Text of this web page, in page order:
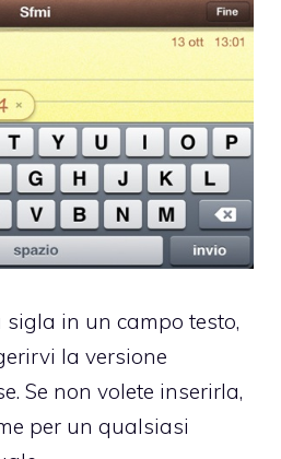
in un campo testo,
la versione
Se non volete inserirla,
per un qualsiasi